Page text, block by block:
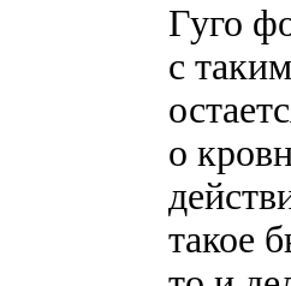
Гуго
с
о
такое